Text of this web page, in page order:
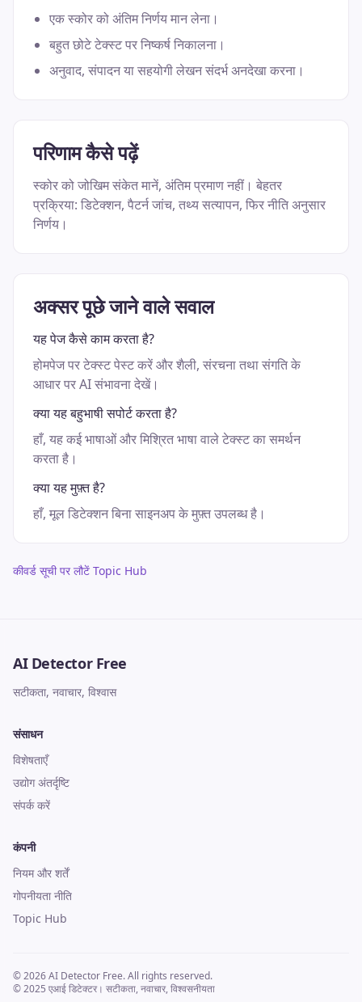
एक स्कोर को अंतिम निर्णय मान लेना।
बहुत छोटे टेक्स्ट पर निष्कर्ष निकालना।
अनुवाद, संपादन या सहयोगी लेखन संदर्भ अनदेखा करना।
परिणाम कैसे पढ़ें
स्कोर को जोखिम संकेत मानें, अंतिम प्रमाण नहीं। बेहतर
प्रक्रिया: डिटेक्शन, पैटर्न जांच, तथ्य सत्यापन, फिर नीति अनुसार
निर्णय।
अक्सर पूछे जाने वाले सवाल
यह पेज कैसे काम करता है?
होमपेज पर टेक्स्ट पेस्ट करें और शैली, संरचना तथा संगति के
आधार पर AI संभावना देखें।
क्या यह बहुभाषी सपोर्ट करता है?
हाँ, यह कई भाषाओं और मिश्रित भाषा वाले टेक्स्ट का समर्थन
करता है।
क्या यह मुफ़्त है?
हाँ, मूल डिटेक्शन बिना साइनअप के मुफ़्त उपलब्ध है।
कीवर्ड सूची पर लौटें Topic Hub
AI Detector Free
सटीकता, नवाचार, विश्वास
संसाधन
विशेषताएँ
उद्योग अंतर्दृष्टि
संपर्क करें
कंपनी
नियम और शर्तें
गोपनीयता नीति
Topic Hub
© 2026 AI Detector Free. All rights reserved.
© 2025 एआई डिटेक्टर। सटीकता, नवाचार, विश्वसनीयता